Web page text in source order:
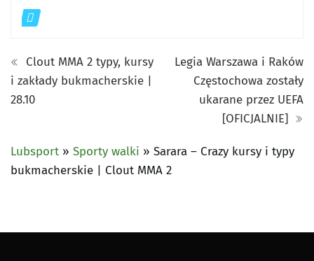
Clout MMA 2 typy, kursy
i zakłady bukmacherskie |
28.10
Legia Warszawa i Raków
Częstochowa zostały
ukarane przez UEFA
[OFICJALNIE]
Lubsport » Sporty walki » Sarara – Crazy kursy i typy
bukmacherskie | Clout MMA 2